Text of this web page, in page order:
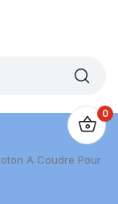
0
A Coudre Pour